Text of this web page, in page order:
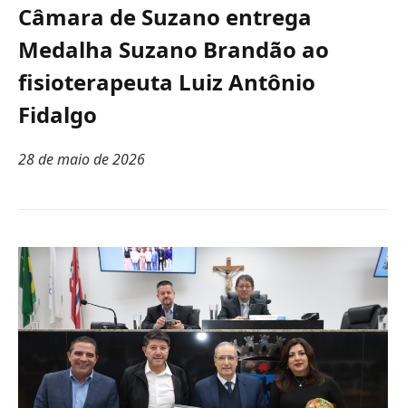
Câmara de Suzano entrega
Medalha Suzano Brandão ao
fisioterapeuta Luiz Antônio
Fidalgo
28 de maio de 2026